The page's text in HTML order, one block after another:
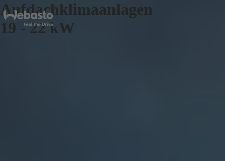
Aufdachklimaanlagen
19 - 22 kW